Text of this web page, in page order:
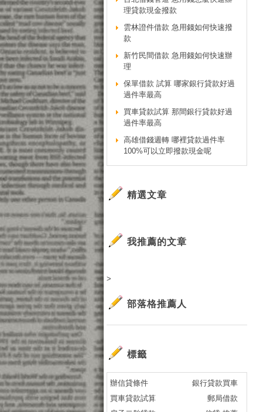
理貸款現金撥款
雲林證件借款 急用錢如何快速撥
款
新竹民間借款 急用錢如何快速辦
理
保單借款 試算 哪家銀行貸款好過
過件率最高
買車貸款試算 那間銀行貸款好過
過件率最高
高雄借錢週轉 哪裡貸款過件率
100%可以立即撥款現金呢
精選文章
我推薦的文章
>
部落格推薦人
標籤
辦信貸條件
銀行貸款買車
買車貸款試算
郵局借款